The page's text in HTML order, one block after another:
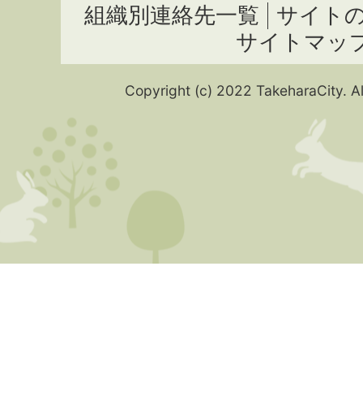
組織別連絡先一覧
サイト
サイトマッ
Copyright (c) 2022 TakeharaCity.